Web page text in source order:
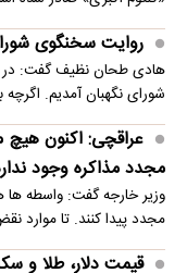
روایت سخنگوی
هادی طحان نظیف گفت: در
شورای نگهبان آمدیم. اگرچه
عراقچی: اکنون هیچ
مجدد مذاکره وجود
وزیر خارجه گفت: واسطه ها
مجدد پیدا کنند. تا موارد
قیمت دلار، طلا و سکه امروز